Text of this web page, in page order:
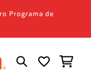
Programa de
Carrito